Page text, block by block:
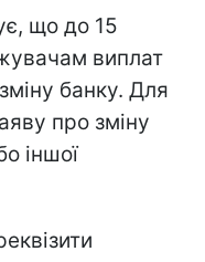
що до 15
виплат
банку. Для
про зміну
іншої